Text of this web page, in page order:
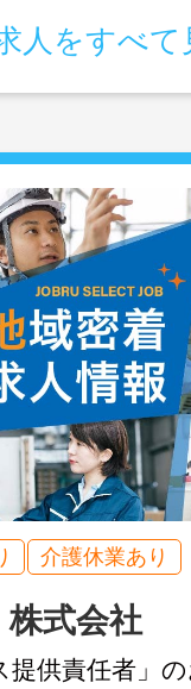
ますのでご安
人をすべて
介護休業あり
式会社
ス提供責任者